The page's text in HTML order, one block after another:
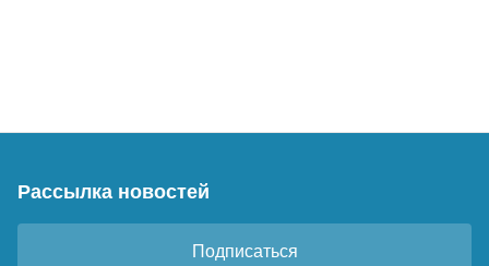
Рассылка новостей
Подписаться